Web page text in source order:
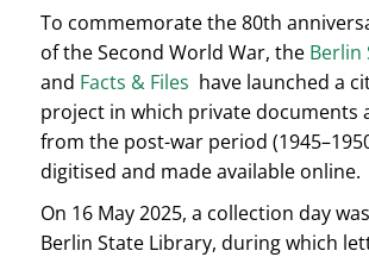
To commemorate the 80th
of the Second World War, the Berlin
and Facts & Files have launched a
project in which private documents
from the post-war period
digitised and made available online.
On 16 May 2025, a collection day
Berlin State Library, during which